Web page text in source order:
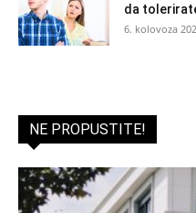
da
6. kolovoza
NE PROPUSTITE!